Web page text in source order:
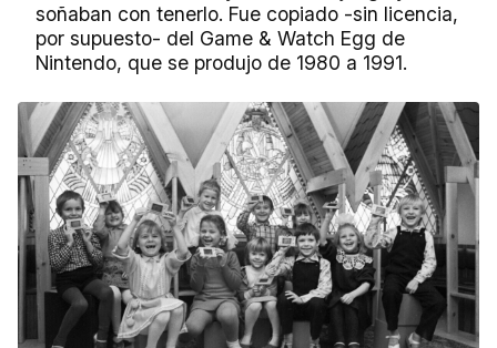
soñaban con tenerlo. Fue copiado -sin licencia,
por supuesto- del Game & Watch Egg de
Nintendo, que se produjo de 1980 a 1991.